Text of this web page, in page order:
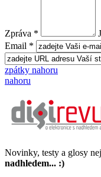
Zpráva *
Email *
zpátky nahoru
nahoru
Novinky, testy a glosy
nadhledem... :)